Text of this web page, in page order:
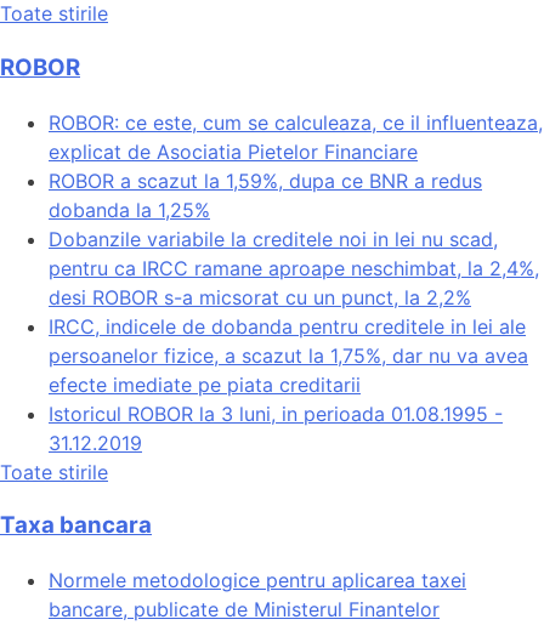
Toate stirile
ROBOR
ROBOR: ce este, cum se calculeaza, ce il influenteaza,
explicat de Asociatia Pietelor Financiare
ROBOR a scazut la 1,59%, dupa ce BNR a redus
dobanda la 1,25%
Dobanzile variabile la creditele noi in lei nu scad,
pentru ca IRCC ramane aproape neschimbat, la 2,4%,
desi ROBOR s-a micsorat cu un punct, la 2,2%
IRCC, indicele de dobanda pentru creditele in lei ale
persoanelor fizice, a scazut la 1,75%, dar nu va avea
efecte imediate pe piata creditarii
Istoricul ROBOR la 3 luni, in perioada 01.08.1995 -
31.12.2019
Toate stirile
Taxa bancara
Normele metodologice pentru aplicarea taxei
bancare, publicate de Ministerul Finantelor